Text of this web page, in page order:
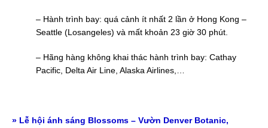
– Hành trình bay: quá cảnh ít nhất 2 lần ở Hong Kong –
Seattle (Losangeles) và mất khoản 23 giờ 30 phút.
– Hãng hàng không khai thác hành trình bay: Cathay
Pacific, Delta Air Line, Alaska Airlines,…
» Lễ hội ánh sáng Blossoms – Vườn Denver Botanic,